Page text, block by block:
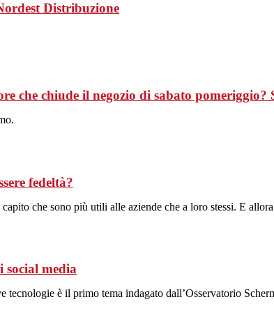
Distribuzione
che chiude il negozio di sabato pomeriggio?
fedeltà?
che sono più utili alle aziende che a loro stessi. E
social media
tecnologie è il primo tema indagato dall’Osservatorio